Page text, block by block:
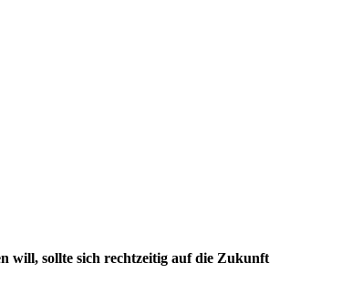
will, sollte sich rechtzeitig auf die Zukunft